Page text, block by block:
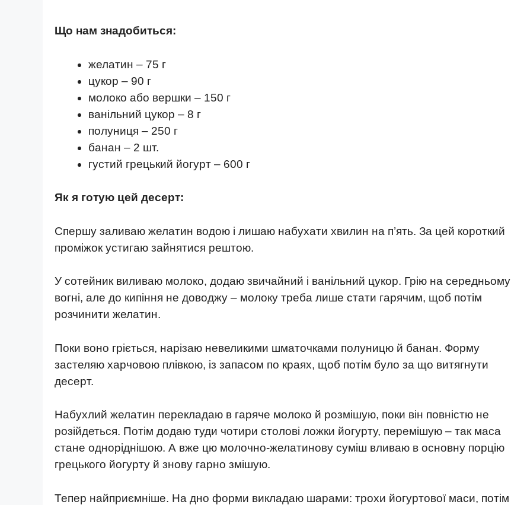
Що нам знадобиться:
желатин – 75 г
цукор – 90 г
молоко або вершки – 150 г
ванільний цукор – 8 г
полуниця – 250 г
банан – 2 шт.
густий грецький йогурт – 600 г
Як я готую цей десерт:
Спершу заливаю желатин водою і лишаю набухати хвилин на п’ять. За цей короткий
проміжок устигаю зайнятися рештою.
У сотейник виливаю молоко, додаю звичайний і ванільний цукор. Грію на середньому
вогні, але до кипіння не доводжу – молоку треба лише стати гарячим, щоб потім
розчинити желатин.
Поки воно гріється, нарізаю невеликими шматочками полуницю й банан. Форму
застеляю харчовою плівкою, із запасом по краях, щоб потім було за що витягнути
десерт.
Набухлий желатин перекладаю в гаряче молоко й розмішую, поки він повністю не
розійдеться. Потім додаю туди чотири столові ложки йогурту, перемішую – так маса
стане одноріднішою. А вже цю молочно-желатинову суміш вливаю в основну порцію
грецького йогурту й знову гарно змішую.
Тепер найприємніше. На дно форми викладаю шарами: трохи йогуртової маси, потім